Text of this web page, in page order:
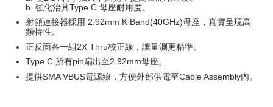
b. 強化治具Type C 母座耐用度。
射頻連接器採用 2.92mm K Band(40GHz)母座，真實呈現高
頻特性。
正反面各一組2X Thru校正線，讓量測更精準。
Type C 所有pin扇出至2.92mm母座。
提供SMA VBUS電源線，方便外部供電至Cable Assembly內。